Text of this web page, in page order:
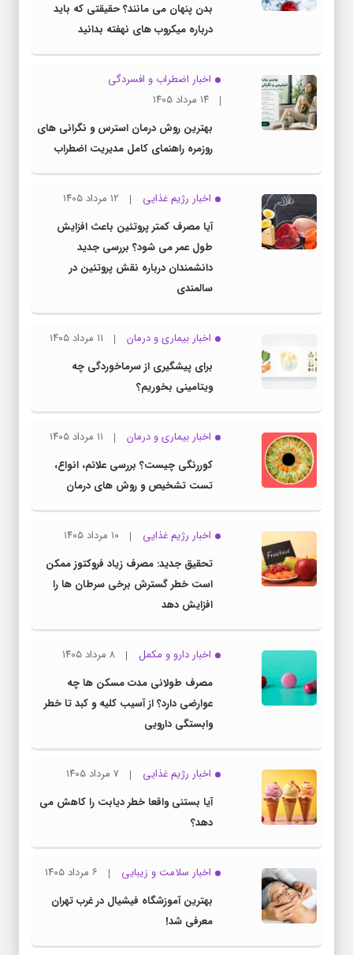
بدن پنهان می مانند؟ حقیقتی که باید
درباره میکروب های نهفته بدانید
اخبار اضطراب و افسردگی
۱۴ مرداد ۱۴۰۵
بهترین روش درمان استرس و نگرانی های
روزمره راهنمای کامل مدیریت اضطراب
اخبار رژیم غذایی
۱۲ مرداد ۱۴۰۵
آیا مصرف کمتر پروتئین باعث افزایش
طول عمر می شود؟ بررسی جدید
دانشمندان درباره نقش پروتئین در
سالمندی
اخبار بیماری و درمان
۱۱ مرداد ۱۴۰۵
برای پیشگیری از سرماخوردگی چه
ویتامینی بخوریم؟
اخبار بیماری و درمان
۱۱ مرداد ۱۴۰۵
کوررنگی چیست؟ بررسی علائم، انواع،
تست تشخیص و روش های درمان
اخبار رژیم غذایی
۱۰ مرداد ۱۴۰۵
تحقیق جدید: مصرف زیاد فروکتوز ممکن
است خطر گسترش برخی سرطان ها را
افزایش دهد
اخبار دارو و مکمل
۸ مرداد ۱۴۰۵
مصرف طولانی مدت مسکن ها چه
عوارضی دارد؟ از آسیب کلیه و کبد تا خطر
وابستگی دارویی
اخبار رژیم غذایی
۷ مرداد ۱۴۰۵
آیا بستنی واقعا خطر دیابت را کاهش می
دهد؟
اخبار سلامت و زیبایی
۶ مرداد ۱۴۰۵
بهترین آموزشگاه فیشیال در غرب تهران
معرفی شد!